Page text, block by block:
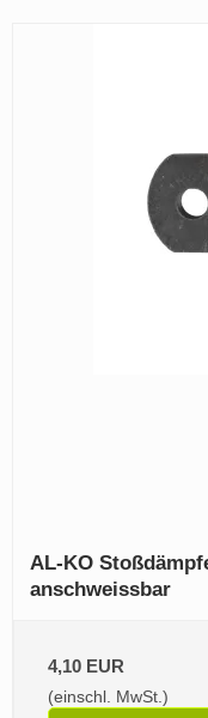
AL-KO
anschweissbar
4,10 EUR
(einschl. MwSt.)